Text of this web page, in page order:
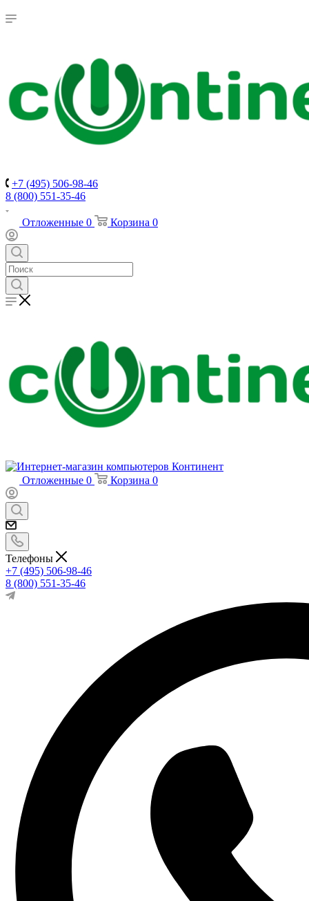
+7 (495) 506-98-46
8 (800) 551-35-46
Отложенные 0 Корзина 0
Отложенные 0 Корзина 0
Телефоны
+7 (495) 506-98-46
8 (800) 551-35-46